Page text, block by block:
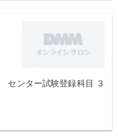
ンター試験登録科目 ３